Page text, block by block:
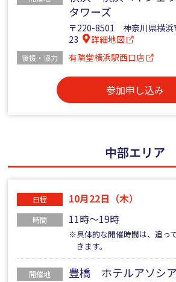
タワーズ
〒220-8501 神奈川県横浜
23
詳細地図
後援・協力 有隣堂横浜駅西口店
参加申し込み
中部エリア
日程 10月22日（木）
時間 11時～19時
※具体的な開催時間は、追っ
きます。
開催地 豊橋 ホテルアソシ